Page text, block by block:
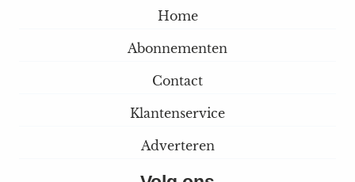
Home
Abonnementen
Contact
Klantenservice
Adverteren